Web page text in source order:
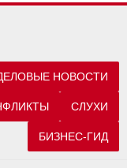
НОВОСТИ
СЛУХИ
БИЗНЕС-ГИД